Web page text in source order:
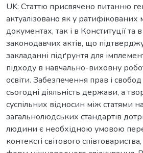
UK: Статтю присвячено питанню
актуалізовано як у
документах, так і в Конституції та
законодавчих актів, що
закладанні підґрунтя для
підходу в навчально-виховну
освіти. Забезпечення прав і
сьогодні діяльність держави, а
суспільних відносин між статями
загальнолюдських стандартів
людини є необхідною умовою
контексті світового